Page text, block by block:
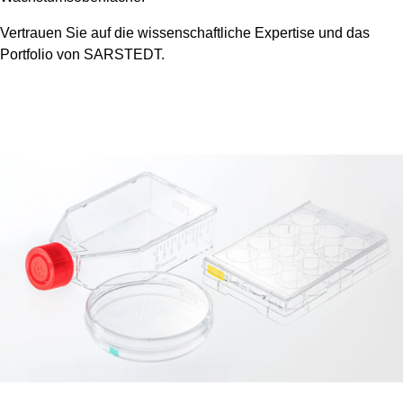
Vertrauen Sie auf die wissenschaftliche Expertise und das
Portfolio von SARSTEDT.